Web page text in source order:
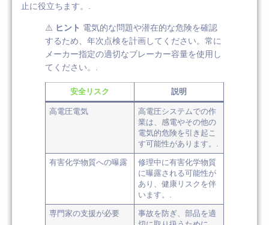
止に役立ちます。.
⚠️ ヒント 電気的な問題や潜在的な危険を確認
するため、年次点検を計画してください。常に
メーカー指定の適切なブレーカー容量を使用し
てください。.
安全リスク 説明
高電圧電気
高電圧システムでの作
業は、感電やその他の
電気的危険を引き起こ
す可能性があります。.
有害化学物質への曝露
修理中に有害化学物質
に曝露される可能性が
あり、健康リスクを伴
います。.
専門家の支援が必要
事故を防ぎ、部品を適